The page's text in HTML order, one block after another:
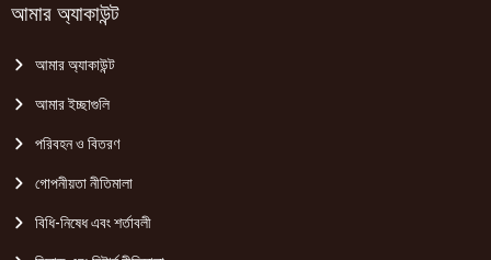
আমার অ্যাকাউন্ট
আমার অ্যাকাউন্ট
আমার ইচ্ছাগুলি
পরিবহন ও বিতরণ
গোপনীয়তা নীতিমালা
বিধি-নিষেধ এবং শর্তাবলী